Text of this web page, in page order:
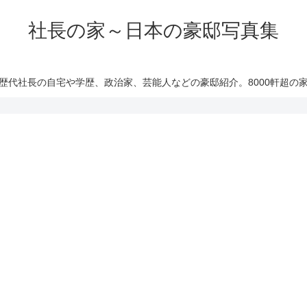
社長の家～日本の豪邸写真集
代社長の自宅や学歴、政治家、芸能人などの豪邸紹介。8000軒超の家